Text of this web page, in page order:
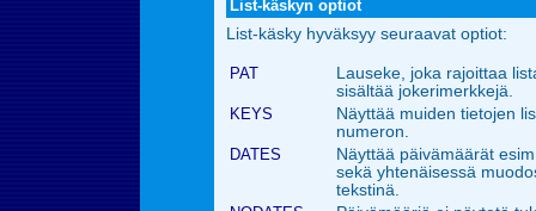
List-käskyn optiot
List-käsky hyväksyy seuraavat optiot:
PAT
Lauseke, joka rajoittaa
sisältää jokerimerkkejä.
KEYS
Näyttää muiden tietojen
numeron.
DATES
Näyttää päivämäärät
sekä yhtenäisessä
tekstinä.